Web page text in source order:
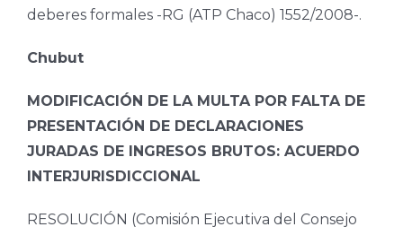
deberes formales -RG (ATP Chaco) 1552/2008-.
Chubut
MODIFICACIÓN DE LA MULTA POR FALTA DE
PRESENTACIÓN DE DECLARACIONES
JURADAS DE INGRESOS BRUTOS: ACUERDO
INTERJURISDICCIONAL
RESOLUCIÓN (Comisión Ejecutiva del Consejo